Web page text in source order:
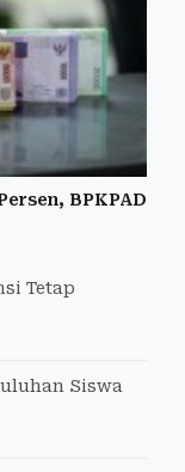
BPKPAD
Tetap
Siswa